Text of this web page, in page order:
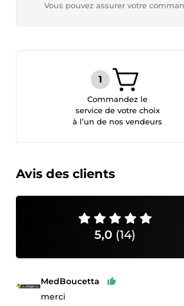
Vous pouvez assurer votre
Commandez le
service de votre choix
à l’un de nos vendeurs
Avis des clients
5,0 (14)
MedBoucetta
merci